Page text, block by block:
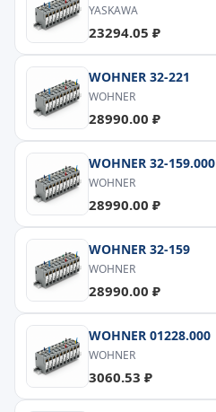
YASKAWA
23294.05 ₽
WOHNER 32-221
WOHNER
28990.00 ₽
WOHNER 32-159.000
WOHNER
28990.00 ₽
WOHNER 32-159
WOHNER
28990.00 ₽
WOHNER 01228.000
WOHNER
3060.53 ₽